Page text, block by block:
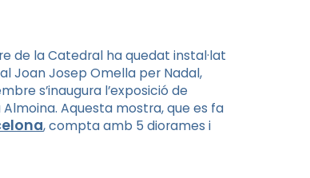
de la Catedral ha quedat instal·lat
Joan Josep Omella per Nadal,
s’inaugura l’exposició de
Aquesta mostra, que es fa
, compta amb 5 diorames i